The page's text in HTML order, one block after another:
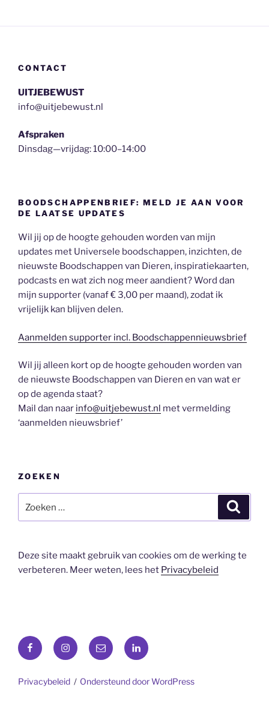
CONTACT
UITJEBEWUST
info@uitjebewust.nl
Afspraken
Dinsdag—vrijdag: 10:00–14:00
BOODSCHAPPENBRIEF: MELD JE AAN VOOR
DE LAATSE UPDATES
Wil jij op de hoogte gehouden worden van mijn
updates met Universele boodschappen, inzichten, de
nieuwste Boodschappen van Dieren, inspiratiekaarten,
podcasts en wat zich nog meer aandient? Word dan
mijn supporter (vanaf € 3,00 per maand), zodat ik
vrijelijk kan blijven delen.
Aanmelden supporter incl. Boodschappennieuwsbrief
Wil jij alleen kort op de hoogte gehouden worden van
de nieuwste Boodschappen van Dieren en van wat er
op de agenda staat?
Mail dan naar info@uitjebewust.nl met vermelding
‘aanmelden nieuwsbrief’
ZOEKEN
naar:
Deze site maakt gebruik van cookies om de werking te
verbeteren. Meer weten, lees het Privacybeleid
FacebookInstagram
E-
mail
LinkedIn
Privacybeleid Ondersteund door WordPress